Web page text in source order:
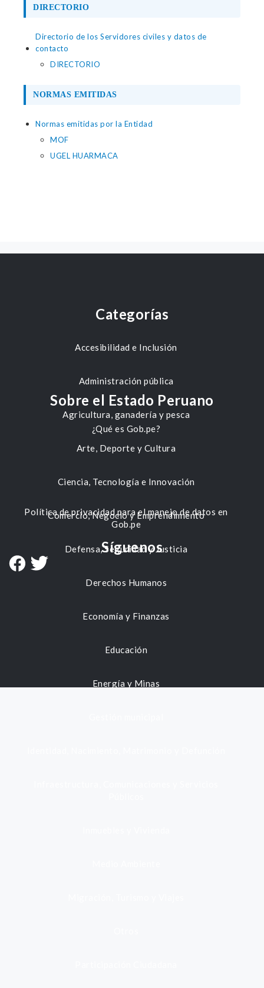
DIRECTORIO
Directorio de los Servidores civiles y datos de
contacto
DIRECTORIO
NORMAS EMITIDAS
Normas emitidas por la Entidad
MOF
UGEL HUARMACA
Categorías
Accesibilidad e Inclusión
Administración pública
Agricultura, ganadería y pesca
Arte, Deporte y Cultura
Ciencia, Tecnología e Innovación
Comercio, Negocio y Emprendimiento
Defensa, Seguridad y Justicia
Derechos Humanos
Economía y Finanzas
Educación
Energía y Minas
Sobre el Estado Peruano
¿Qué es Gob.pe?
Política de privacidad para el manejo de datos en
Gob.pe
Síguenos